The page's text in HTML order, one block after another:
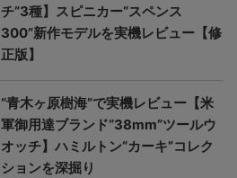
チ”3種】スピニカー“スペンス
300”新作モデルを実機レビュー【修
正版】
“青木ヶ原樹海”で実機レビュー【米
軍御用達ブランド“38mm”ツールウ
オッチ】ハミルトン“カーキ”コレク
ションを深掘り